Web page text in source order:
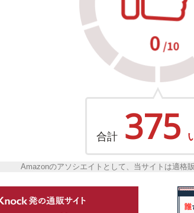
合計 375
Amazonのアソシエイトとして、当サイトは適格